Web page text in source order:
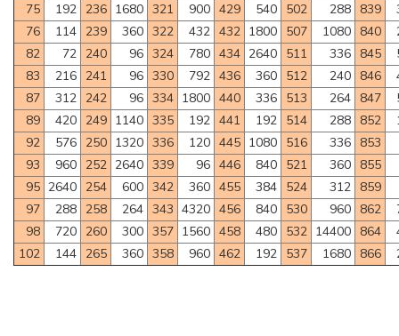
75
192 236 1680 321 900 429 540 502 288 839
76
114 239 360 322 432 432 1800 507 1080 840
82
72 240 96 324 780 434 2640 511 336 845
83
216 241 96 330 792 436 360 512 240 846
87
312 242 96 334 1800 440 336 513 264 847
89
420 249 1140 335 192 441 192 514 288 852
92
576 250 1320 336 120 445 1080 516 336 853
93
960 252 2640 339 96 446 840 521 360 855
95 2640 254 600 342 360 455 384 524 312 859
97
288 258 264 343 4320 456 840 530 960 862
98
720 260 300 357 1560 458 480 532 14400 864
102
144 265 360 358 960 462 192 537 1680 866